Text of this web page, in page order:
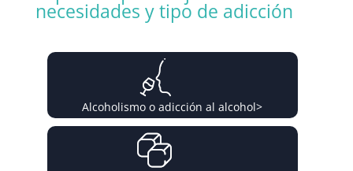
necesidades y tipo de adicción
Alcoholismo o adicción al alcohol>